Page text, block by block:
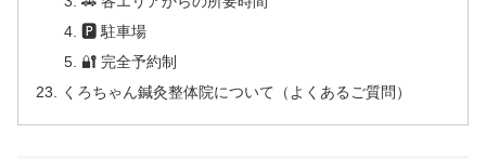
🅿 駐車場
🔐 完全予約制
くろちゃん鍼灸整体院について（よくあるご質問）